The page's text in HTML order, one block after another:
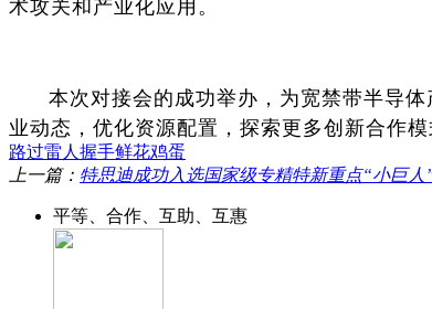
本次对接会的成功举办，为宽禁带半导
业动态，优化资源配置，探索更多创新合作
路过雷人 握手鲜花鸡蛋
上一篇： 特思迪成功入选国家级专精特新重点“小巨人
平等、合作、互助、互惠